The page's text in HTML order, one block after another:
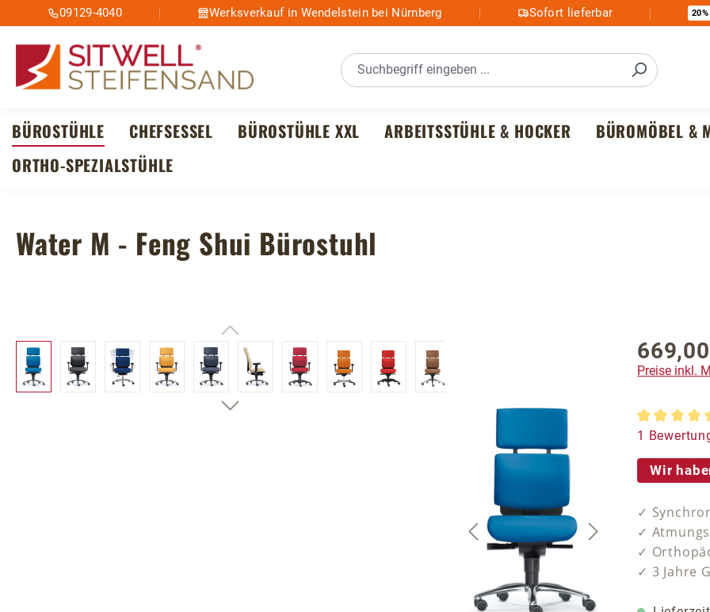
Hauptinhalt springen
Zur Suche springen
Zur Hauptnavigation springen
09129-4040 Werksverkauf in Wendelstein bei Nürnberg Sofort lieferbar 20%
BÜROSTÜHLE CHEFSESSEL BÜROSTÜHLE XXL ARBEITSSTÜHLE & HOCKER BÜROMÖBEL &
ORTHO-SPEZIALSTÜHLE
Water M - Feng Shui Bürostuhl
Bildergalerie überspringen Regulärer
Preise inkl.
1
Wir
✓
✓
✓
✓ 3 Jahre